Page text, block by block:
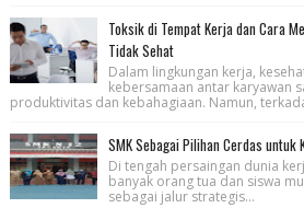
Toksik di Tempat Kerja dan Cara
Tidak Sehat
Dalam lingkungan kerja,
kebersamaan antar karyawan
produktivitas dan kebahagiaan. Namun,
SMK Sebagai Pilihan Cerdas untuk
Di tengah persaingan dunia
banyak orang tua dan siswa
sebagai jalur strategis...